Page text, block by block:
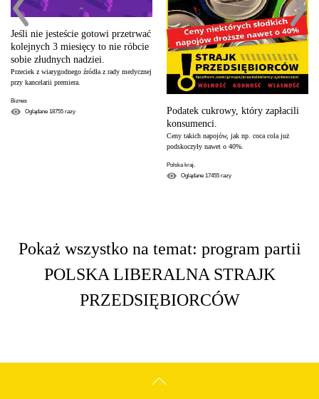
Jeśli nie jesteście gotowi przetrwać
kolejnych 3 miesięcy to nie róbcie
sobie złudnych nadziei.
Przeciek z wiarygodnego źródła z rady medycznej
przy kancelarii premiera.
Biznes
Oglądane 18755 razy
Podatek cukrowy, który zapłacili
konsumenci.
Ceny takich napojów, jak np. coca cola już
podskoczyły nawet o 40%.
Polska kraj.
Oglądane 17455 razy
Pokaż wszystko na temat: program partii
POLSKA LIBERALNA STRAJK
PRZEDSIĘBIORCÓW